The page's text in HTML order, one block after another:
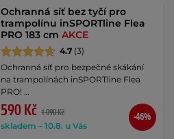
Ochranná síť bez tyčí pro
trampolínu inSPORTline Flea
PRO 183 cmAKCE
4.7 (3)
Ochranná síť pro bezpečné skákání
na trampolínách inSPORTline Flea
PRO! …
590 Kč 1 090 Kč
skladem – 10.8. u Vás
-46%